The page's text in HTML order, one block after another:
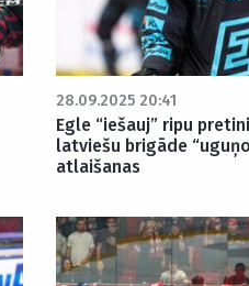
28.09.2025 20:41
Egle “iešauj” ripu
latviešu brigāde
atlaišanas